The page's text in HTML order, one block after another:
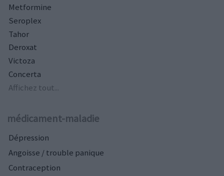
Metformine
Seroplex
Tahor
Deroxat
Victoza
Concerta
Affichez tout...
médicament-maladie
Dépression
Angoisse / trouble panique
Contraception